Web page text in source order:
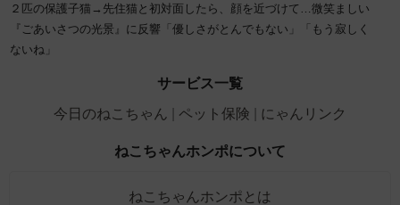
２匹の保護子猫→先住猫と初対面したら、顔を近づけて…微笑ましい
『ごあいさつの光景』に反響「優しさがとんでもない」「もう寂しく
ないね」
サービス一覧
今日のねこちゃん
ペット保険 にゃんリンク
ねこちゃんホンポについて
ねこちゃんホンポとは